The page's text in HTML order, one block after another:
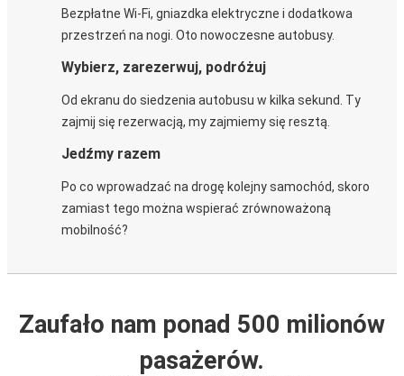
Bezpłatne Wi-Fi, gniazdka elektryczne i dodatkowa
przestrzeń na nogi. Oto nowoczesne autobusy.
Wybierz, zarezerwuj, podróżuj
Od ekranu do siedzenia autobusu w kilka sekund. Ty
zajmij się rezerwacją, my zajmiemy się resztą.
Jedźmy razem
Po co wprowadzać na drogę kolejny samochód, skoro
zamiast tego można wspierać zrównoważoną
mobilność?
Zaufało nam ponad 500 milionów
pasażerów.